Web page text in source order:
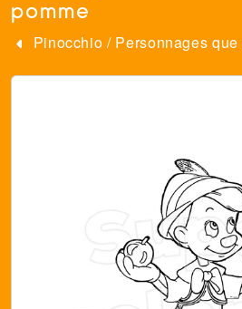
pomme
Pinocchio / Personnages